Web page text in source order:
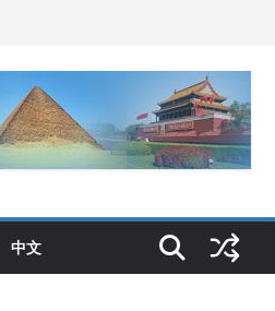
中文